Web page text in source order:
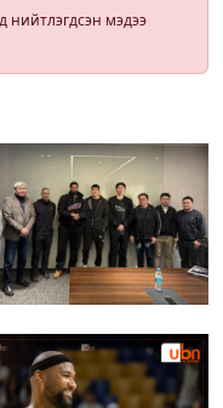
нийтлэгдсэн мэдээ